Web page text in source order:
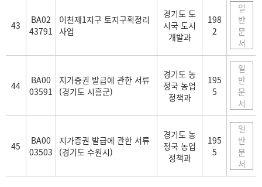
43
BA02
43791
이천제1지구 토지구획정리
사업
경기도 도
시국 도시
개발과
198
2
일
반
문
서
44
BA00
03591
지가증권 발급에 관한 서류
(경기도 시흥군)
경기도 농
정국 농업
정책과
195
5
일
반
문
서
45
BA00
03503
지가증권 발급에 관한 서류
(경기도 수원시)
경기도 농
정국 농업
정책과
195
5
일
반
문
서